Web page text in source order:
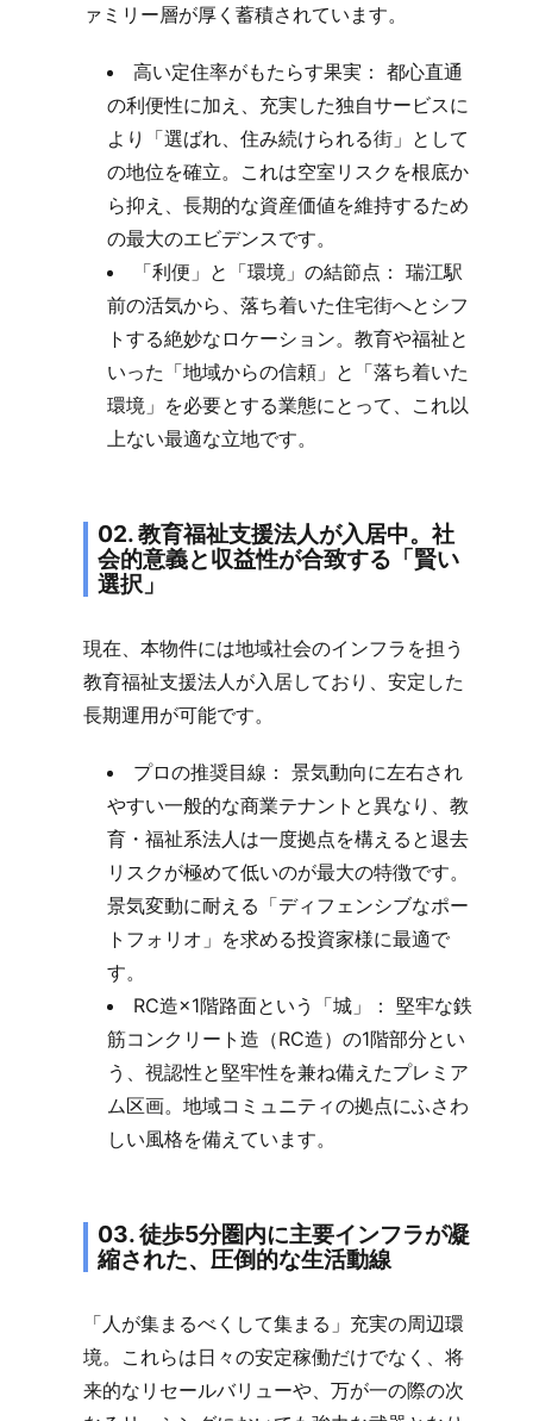
ァミリー層が厚く蓄積されています。
高い定住率がもたらす果実： 都心直通
の利便性に加え、充実した独自サービスに
より「選ばれ、住み続けられる街」として
の地位を確立。これは空室リスクを根底か
ら抑え、長期的な資産価値を維持するため
の最大のエビデンスです。
「利便」と「環境」の結節点： 瑞江駅
前の活気から、落ち着いた住宅街へとシフ
トする絶妙なロケーション。教育や福祉と
いった「地域からの信頼」と「落ち着いた
環境」を必要とする業態にとって、これ以
上ない最適な立地です。
02. 教育福祉支援法人が入居中。社
会的意義と収益性が合致する「賢い
選択」
現在、本物件には地域社会のインフラを担う
教育福祉支援法人が入居しており、安定した
長期運用が可能です。
プロの推奨目線： 景気動向に左右され
やすい一般的な商業テナントと異なり、教
育・福祉系法人は一度拠点を構えると退去
リスクが極めて低いのが最大の特徴です。
景気変動に耐える「ディフェンシブなポー
トフォリオ」を求める投資家様に最適で
す。
RC造×1階路面という「城」： 堅牢な鉄
筋コンクリート造（RC造）の1階部分とい
う、視認性と堅牢性を兼ね備えたプレミア
ム区画。地域コミュニティの拠点にふさわ
しい風格を備えています。
03. 徒歩5分圏内に主要インフラが凝
縮された、圧倒的な生活動線
「人が集まるべくして集まる」充実の周辺環
境。これらは日々の安定稼働だけでなく、将
来的なリセールバリューや、万が一の際の次